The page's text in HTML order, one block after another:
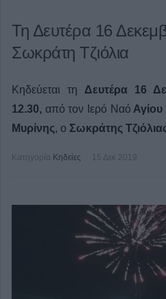
Τη Δευτέρα 16
Σωκράτη Τζιόλια
Κηδεύεται τη Δευτέρα 16
12.30, από τον Ιερό Ναό
Μυρίνης, ο Σωκράτης
Κατηγορία Κηδείες 15 Δεκ 2019